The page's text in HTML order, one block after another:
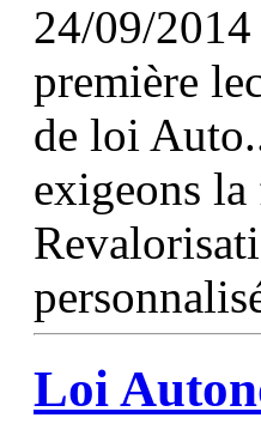
24/09/
première
de loi
exigeons
Loi